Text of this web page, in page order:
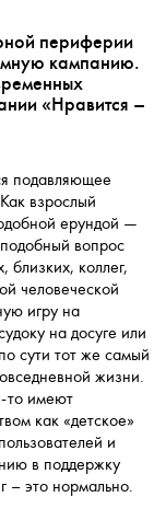
периферии
кампанию.
«Нравится –
подавляющее
взрослый
ерундой —
вопрос
близких, коллег,
человеческой
игру на
на досуге или
сути тот же самый
жизни.
то имеют
как «детское»
и
в поддержку
– это нормально.